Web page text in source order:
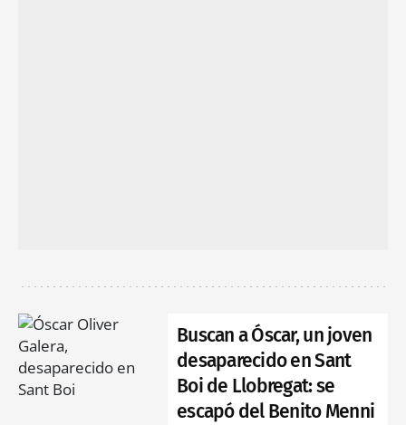
Buscan a Óscar, un joven
desaparecido en Sant
Boi de Llobregat: se
escapó del Benito Menni